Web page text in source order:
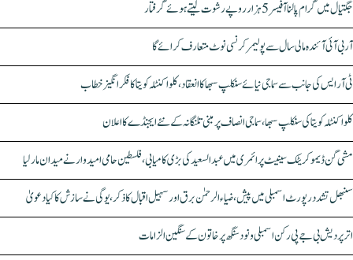
جگتیال میں گرام پالنا آفیسر 5 ہزار روپے رشوت لیتے ہوئے گرفتار
آر بی آئی آئندہ مالی سال سے پولیمر کرنسی نوٹ متعارف کرائے گا
ٹی آر ایس کی جانب سے سماجی نیائے سنکلپ سبھا کا انعقاد، کلواکنٹلہ کویتا کا فکر انگیز خطاب
کلواکنٹلہ کویتا کی سنکلپ سبھا، سماجی انصاف پر مبنی تلنگانہ کے نئے ایجنڈے کا اعلان
مشی گن ڈیموکریٹک سینیٹ پرائمری میں عبدالسعید کی بڑی کامیابی، فلسطین حامی امیدوار نے میدان مار لیا
سنبھل تشدد رپورٹ اسمبلی میں پیش، ضیاء الرحمٰن برق اور سہیل اقبال کا ذکر، یوگی نے سازش کا کیا دعویٰ
اتر پردیش بی جے پی رکن اسمبلی ونود سنگھ پر خاتون کے سنگین الزامات